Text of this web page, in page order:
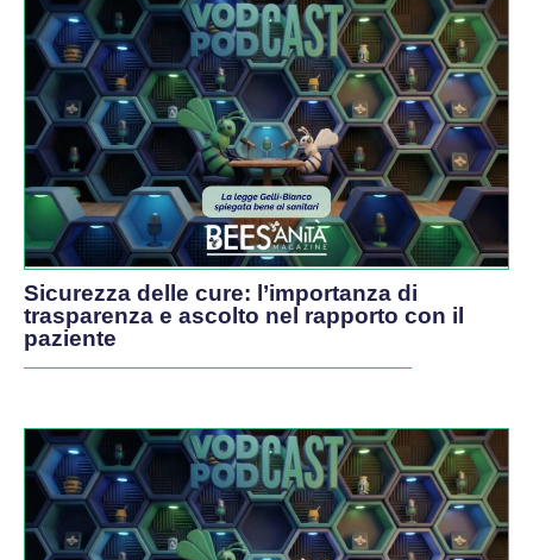
Sicurezza delle cure: l’importanza di
trasparenza e ascolto nel rapporto con il
paziente